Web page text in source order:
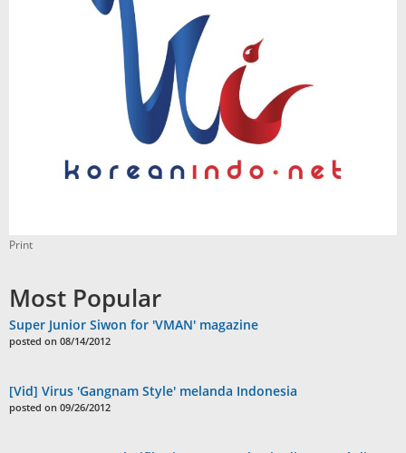
Print
Most Popular
Super Junior Siwon for 'VMAN' magazine
posted on 08/14/2012
[Vid] Virus 'Gangnam Style' melanda Indonesia
posted on 09/26/2012